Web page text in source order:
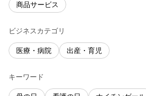
商品サービス
ビジネスカテゴリ
医療・病院 出産・育児
キーワード